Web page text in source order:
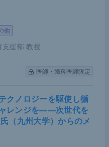
他
支援部 教授
医師・歯科医師限定
クノロジーを駆使し循
レンジを――次世代を
（九州大学）からのメ